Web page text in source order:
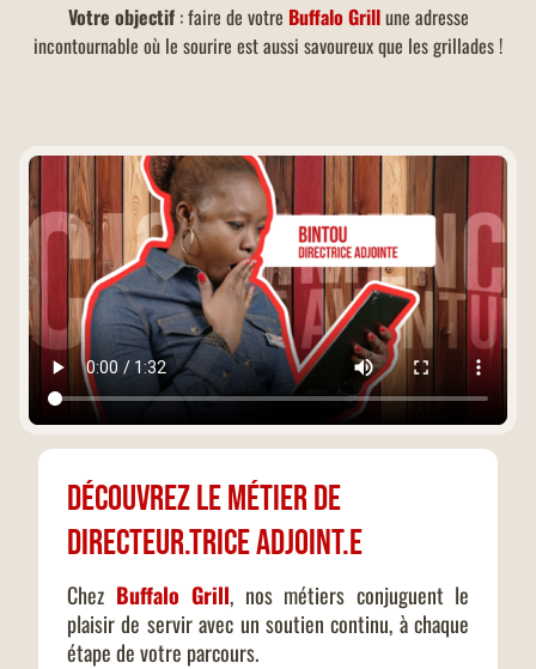
Votre objectif: faire de votre Buffalo Grillune adresse
incontournable où le sourire est aussi savoureux que les grillades !
Découvrez le métier de
Directeur.trice Adjoint.e
Chez Buffalo Grill, nos métiers conjuguent le
plaisir de servir avec un soutien continu, à chaque
étape de votre parcours.